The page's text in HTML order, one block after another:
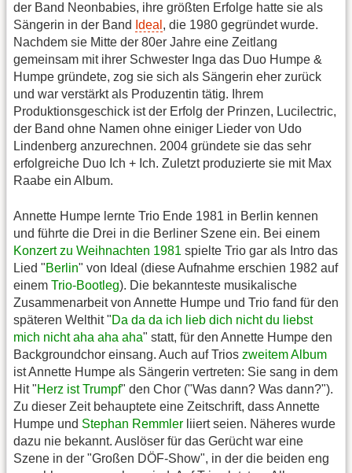
der Band Neonbabies, ihre größten Erfolge hatte sie als
Sängerin in der Band Ideal , die 1980 gegründet wurde.
Nachdem sie Mitte der 80er Jahre eine Zeitlang
gemeinsam mit ihrer Schwester Inga das Duo Humpe &
Humpe gründete, zog sie sich als Sängerin eher zurück
und war verstärkt als Produzentin tätig. Ihrem
Produktionsgeschick ist der Erfolg der Prinzen, Lucilectric,
der Band ohne Namen ohne einiger Lieder von Udo
Lindenberg anzurechnen. 2004 gründete sie das sehr
erfolgreiche Duo Ich + Ich. Zuletzt produzierte sie mit Max
Raabe ein Album.
Annette Humpe lernte Trio Ende 1981 in Berlin kennen
und führte die Drei in die Berliner Szene ein. Bei einem
Konzert zu Weihnachten 1981 spielte Trio gar als Intro das
Lied "Berlin" von Ideal (diese Aufnahme erschien 1982 auf
einem Trio-Bootleg). Die bekannteste musikalische
Zusammenarbeit von Annette Humpe und Trio fand für den
späteren Welthit "Da da da ich lieb dich nicht du liebst
mich nicht aha aha aha" statt, für den Annette Humpe den
Backgroundchor einsang. Auch auf Trios zweitem Album
ist Annette Humpe als Sängerin vertreten: Sie sang in dem
Hit "Herz ist Trumpf" den Chor ("Was dann? Was dann?").
Zu dieser Zeit behauptete eine Zeitschrift, dass Annette
Humpe und Stephan Remmler liiert seien. Näheres wurde
dazu nie bekannt. Auslöser für das Gerücht war eine
Szene in der "Großen DÖF-Show", in der die beiden eng